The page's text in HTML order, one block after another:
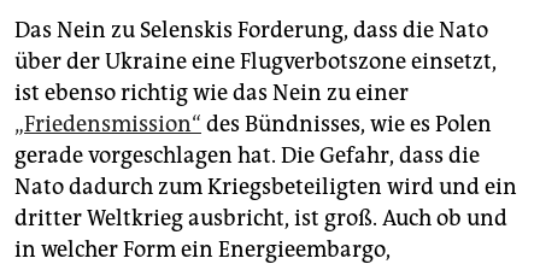
Das Nein zu Selenskis Forderung, dass die Nato
über der Ukraine eine Flugverbotszone einsetzt,
ist ebenso richtig wie das Nein zu einer
„Friedensmission“ des Bündnisses, wie es Polen
gerade vorgeschlagen hat. Die Gefahr, dass die
Nato dadurch zum Kriegsbeteiligten wird und ein
dritter Weltkrieg ausbricht, ist groß. Auch ob und
in welcher Form ein Energieembargo,